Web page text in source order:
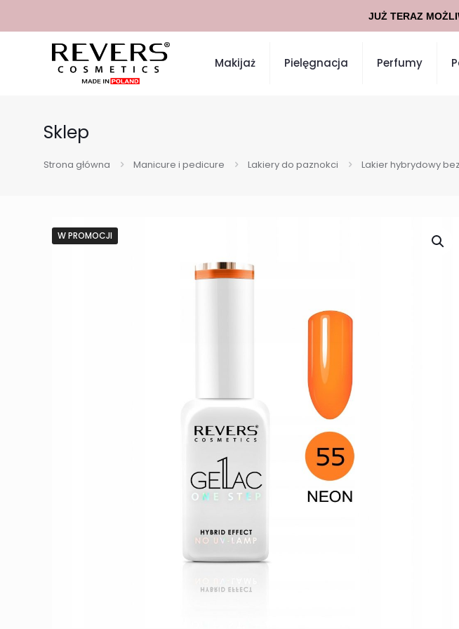
Makijaż Pielęgnacja Perfumy
Sklep
Strona główna Manicure i pedicure Lakiery do paznokci Lakier hybrydowy
W PROMOCJI
ZAMÓWIENIA Z DOSTAWĄ INPOST